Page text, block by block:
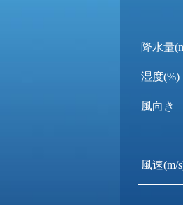
降水量
湿度(%)
風向き
風速(m/